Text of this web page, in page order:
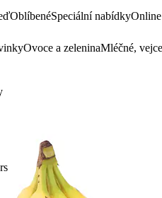
OblíbenéSpeciální nabídky
Ovoce a zeleninaMléčné,